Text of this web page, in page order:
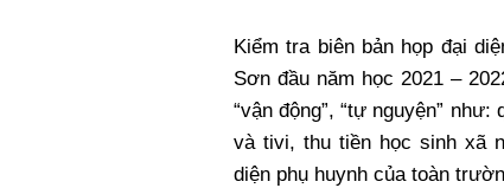
Kiểm tra biên bản họp đại
Sơn đầu năm học 2021 –
“vận động”, “tự nguyện”
và tivi, thu tiền học sinh xã
diện phụ huynh của toàn